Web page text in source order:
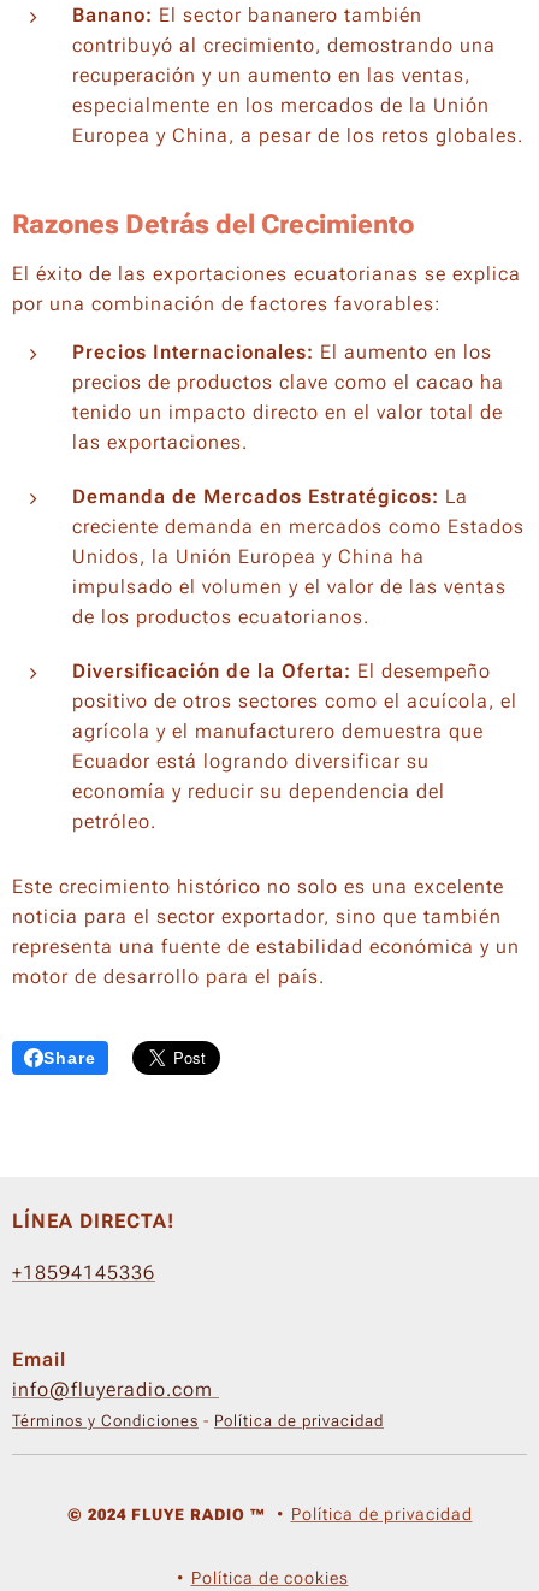
Banano: El sector bananero también
contribuyó al crecimiento, demostrando una
recuperación y un aumento en las ventas,
especialmente en los mercados de la Unión
Europea y China, a pesar de los retos globales.
Razones Detrás del Crecimiento
El éxito de las exportaciones ecuatorianas se explica
por una combinación de factores favorables:
Precios Internacionales: El aumento en los
precios de productos clave como el cacao ha
tenido un impacto directo en el valor total de
las exportaciones.
Demanda de Mercados Estratégicos: La
creciente demanda en mercados como Estados
Unidos, la Unión Europea y China ha
impulsado el volumen y el valor de las ventas
de los productos ecuatorianos.
Diversificación de la Oferta: El desempeño
positivo de otros sectores como el acuícola, el
agrícola y el manufacturero demuestra que
Ecuador está logrando diversificar su
economía y reducir su dependencia del
petróleo.
Este crecimiento histórico no solo es una excelente
noticia para el sector exportador, sino que también
representa una fuente de estabilidad económica y un
motor de desarrollo para el país.
Share
LÍNEA DIRECTA!
+18594145336
Email
info@fluyeradio.com
Términos y Condiciones - Política de privacidad
© 2024 FLUYE RADIO ™ Política de privacidad
Política de cookies